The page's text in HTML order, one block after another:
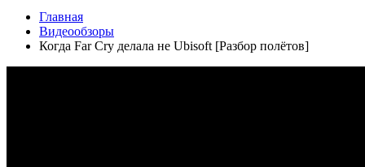
Главная
Видеообзоры
Когда Far Cry делала не Ubisoft [Разбор полётов]